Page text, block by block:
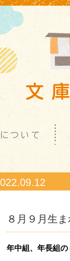
８月９月生
年中組、年長組